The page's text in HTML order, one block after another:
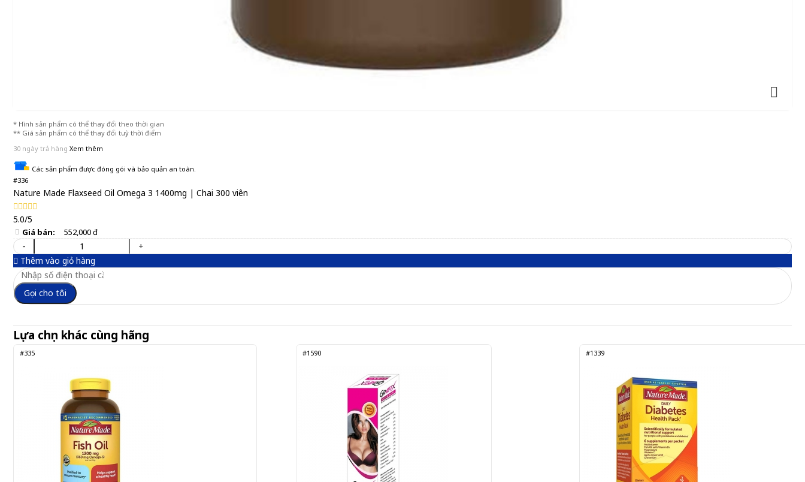
* Hình sản phẩm có thể thay đổi theo thời gian
** Giá sản phẩm có thể thay đổi tuỳ thời điểm
30 ngày trả hàng Xem thêm
Các sản phẩm được đóng gói và bảo quản an toàn.
#336
Nature Made Flaxseed Oil Omega 3 1400mg | Chai 300 viên
5.0/5
Giá bán: 552,000 đ
-
+
Thêm vào giỏ hàng
Gọi cho tôi
Lựa chọn khác cùng hãng
#335 #1590 #1339